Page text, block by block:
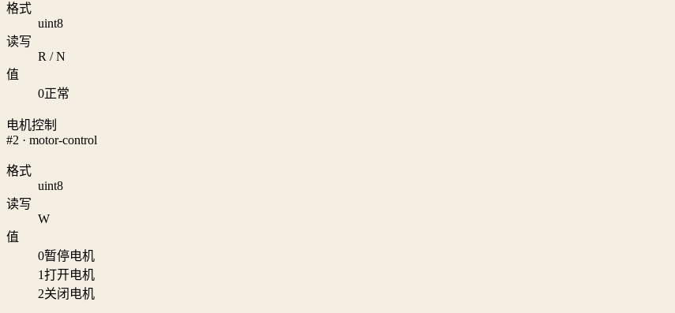
格式
uint8
读写
R / N
值
0正常
电机控制
#2 · motor-control
格式
uint8
读写
W
值
0暂停电机
1打开电机
2关闭电机